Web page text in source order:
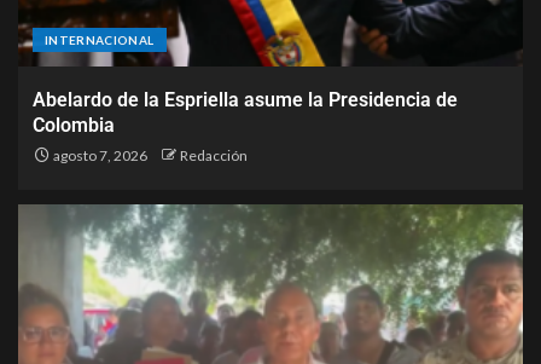
INTERNACIONAL
Abelardo de la Espriella asume la Presidencia de
Colombia
agosto 7, 2026 Redacción